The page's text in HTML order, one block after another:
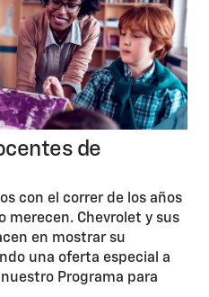
de
con el correr de los años
merecen. Chevrolet y sus
en mostrar su
una oferta especial a
Programa para